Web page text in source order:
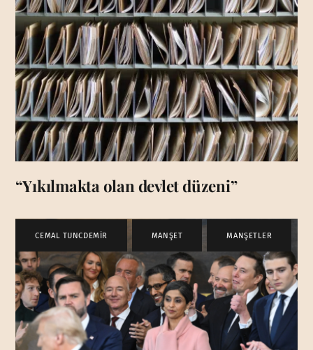
“Yıkılmakta olan devlet düzeni”
CEMAL TUNCDEMİR MANŞET MANŞETLER